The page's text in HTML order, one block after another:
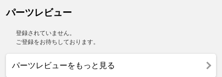
パーツレビュー
登録されていません。
ご登録をお待ちしております。
パーツレビューをもっと見る